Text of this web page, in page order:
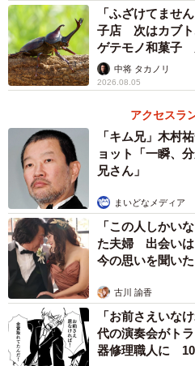
を出した。
昨年9月。大切な友人への返
にかしないと」。もう、闇バイ
思考回路はとっくの昔に失って
特殊詐欺で高齢者からキャッ
け子」になり、1日で4軒を回
酬50万円と言われた約束は守
直後にコンビニで自分の口座
一瞬でボートレースに消えた。
執行猶予判決
10日後、警察に逮捕された。
れたのは「ギャンブル依存症」
「ふざけてませ
子店 次はカブ
ゲテモノ和菓子
らいリアル」
中将 タカノリ
2026.08.05
アクセスラ
「キム兄」木村
ョット「一瞬、
兄さん」
まいどなメディア
「この人しかい
た夫婦 出会い
今の思いを聞いた
古川 諭香
「お前さえいな
代の演奏会がト
器修理職人に 10